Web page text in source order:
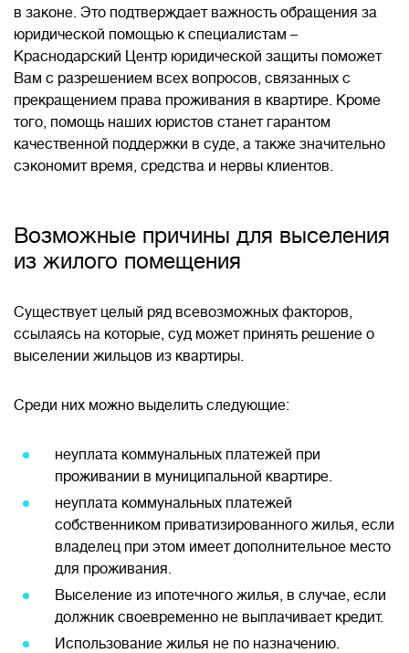
в законе. Это подтверждает важность обращения за
юридической помощью к специалистам –
Краснодарский Центр юридической защиты поможет
Вам с разрешением всех вопросов, связанных с
прекращением права проживания в квартире. Кроме
того, помощь наших юристов станет гарантом
качественной поддержки в суде, а также значительно
сэкономит время, средства и нервы клиентов.
Возможные причины для выселения
из жилого помещения
Существует целый ряд всевозможных факторов,
ссылаясь на которые, суд может принять решение о
выселении жильцов из квартиры.
Среди них можно выделить следующие:
неуплата коммунальных платежей при
проживании в муниципальной квартире.
неуплата коммунальных платежей
собственником приватизированного жилья, если
владелец при этом имеет дополнительное место
для проживания.
Выселение из ипотечного жилья, в случае, если
должник своевременно не выплачивает кредит.
Использование жилья не по назначению.